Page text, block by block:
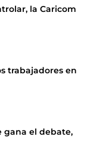
la Caricom
trabajadores en
gana el debate,